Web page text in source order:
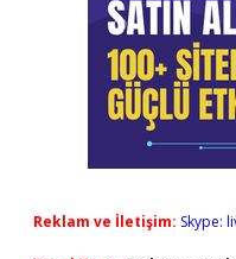
Reklam ve İletişim: Skype: